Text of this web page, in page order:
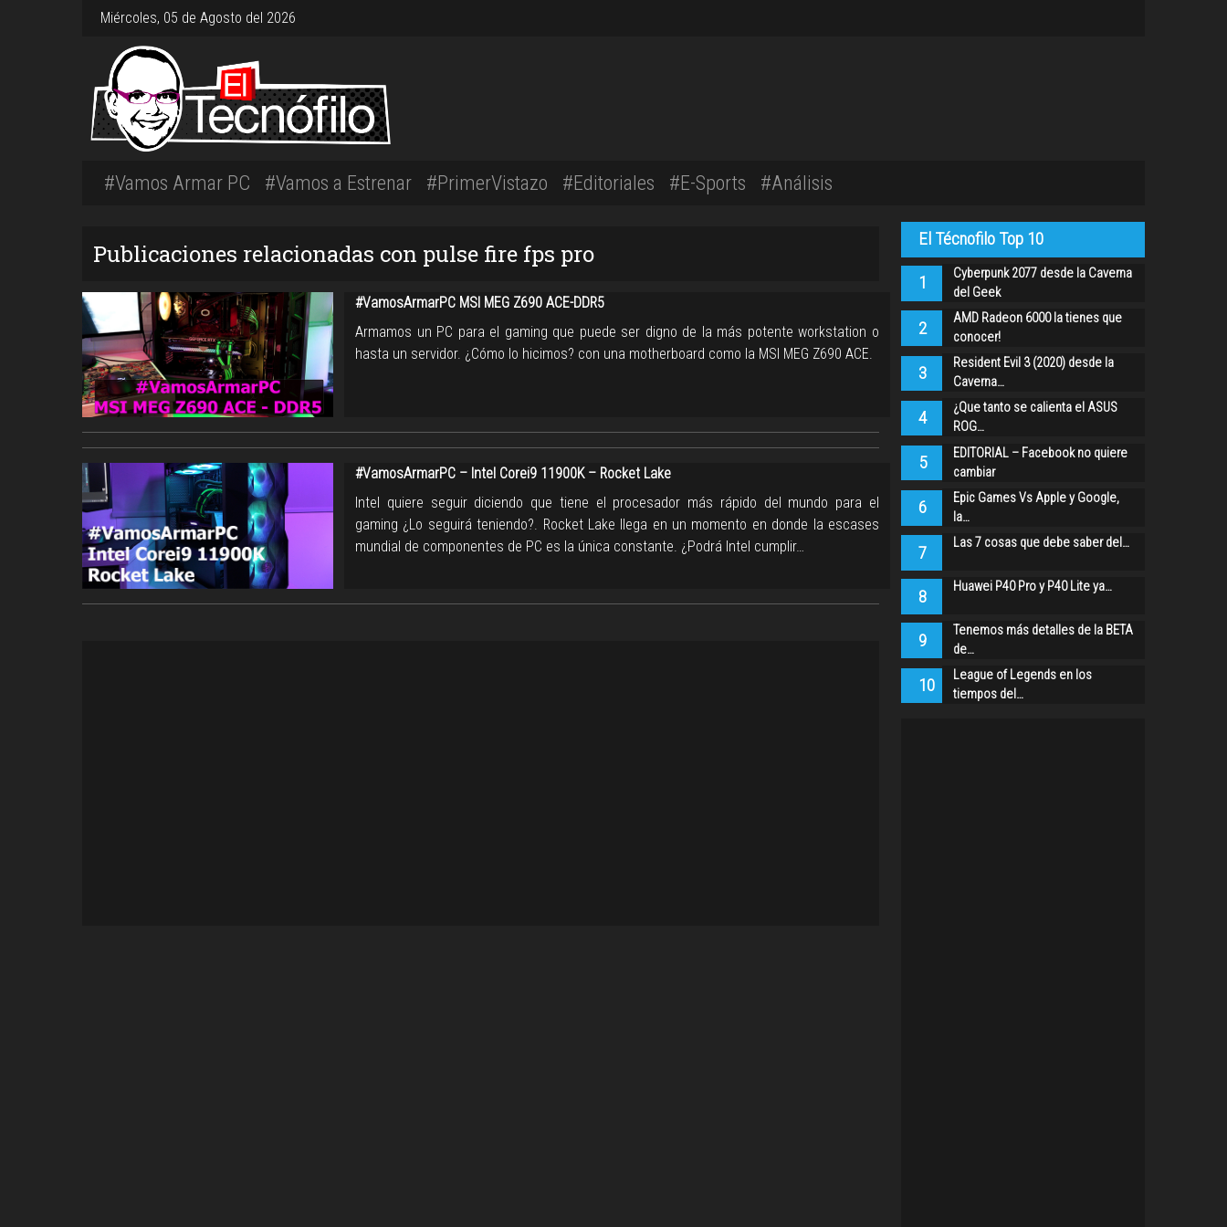
Miércoles, 05 de Agosto del 2026
#Vamos Armar PC #Vamos a Estrenar #PrimerVistazo #Editoriales #E-Sports #Análisis
Publicaciones relacionadas con pulse fire fps pro
#VamosArmarPC MSI MEG Z690 ACE-DDR5
Armamos un PC para el gaming que puede ser digno de la más potente workstation o
hasta un servidor. ¿Cómo lo hicimos? con una motherboard como la MSI MEG Z690 ACE.
#VamosArmarPC – Intel Corei9 11900K – Rocket Lake
Intel quiere seguir diciendo que tiene el procesador más rápido del mundo para el
gaming ¿Lo seguirá teniendo?. Rocket Lake llega en un momento en donde la escases
mundial de componentes de PC es la única constante. ¿Podrá Intel cumplir…
El Técnofilo Top 10
1
Cyberpunk 2077 desde la Caverna
del Geek
2
AMD Radeon 6000 la tienes que
conocer!
3
Resident Evil 3 (2020) desde la
Caverna…
4
¿Que tanto se calienta el ASUS
ROG…
5
EDITORIAL – Facebook no quiere
cambiar
6
Epic Games Vs Apple y Google,
la…
7 Las 7 cosas que debe saber del…
8 Huawei P40 Pro y P40 Lite ya…
9
Tenemos más detalles de la BETA
de…
10
League of Legends en los
tiempos del…